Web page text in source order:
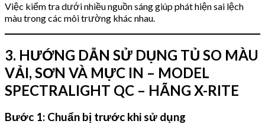
Việc kiểm tra dưới nhiều nguồn sáng giúp phát hiện sai lệch
màu trong các môi trường khác nhau.
3. HƯỚNG DẪN SỬ DỤNG TỦ SO MÀU
VẢI, SƠN VÀ MỰC IN – MODEL
SPECTRALIGHT QC – HÃNG X-RITE
Bước 1: Chuẩn bị trước khi sử dụng